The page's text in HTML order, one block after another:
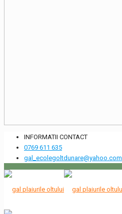
INFORMATII CONTACT
0769 611 635
gal_ecolegoltdunare@yahoo.com